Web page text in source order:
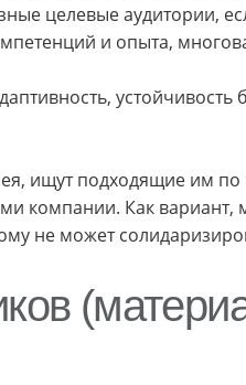
целевые аудитории,
и опыта,
ищут подходящие им по
компании. Как вариант,
не может